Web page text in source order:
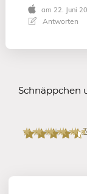
am 22. Juni
Antworten
Schnäppchen